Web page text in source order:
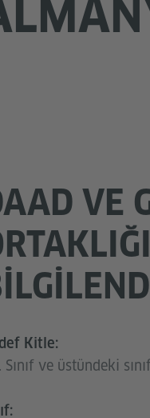
VE
Kitle:
Sınıf ve üstündeki